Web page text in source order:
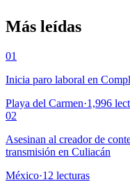
Más leídas
01
Inicia paro laboral en
Playa del Carmen·1,996
02
Asesinan al creador de
transmisión en Culiacán
México·12 lecturas